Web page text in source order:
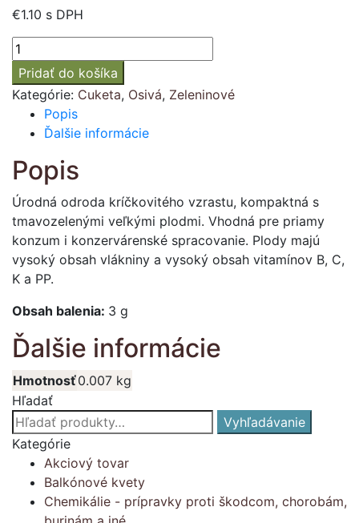
€1.10 s DPH
množstvo
Cuketa
zelená
"MICHALA"
Pridať do košíka
Kategórie: Cuketa, Osivá, Zeleninové
Popis
Ďalšie informácie
Popis
Úrodná odroda kríčkovitého vzrastu, kompaktná s
tmavozelenými veľkými plodmi. Vhodná pre priamy
konzum i konzervárenské spracovanie. Plody majú
vysoký obsah vlákniny a vysoký obsah vitamínov B, C,
K a PP.
Obsah balenia: 3 g
Ďalšie informácie
Hmotnosť0.007 kg
Hľadať
Hľadať:
Vyhľadávanie
Kategórie
Akciový tovar
Balkónové kvety
Chemikálie - prípravky proti škodcom, chorobám,